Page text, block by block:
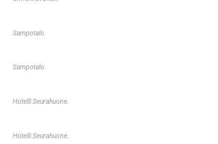
Sampotalo.
Sampotalo.
Hotelli Seurahuone.
Hotelli Seurahuone.